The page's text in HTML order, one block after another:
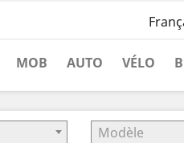
MOB AUTO VÉLO
Modèle